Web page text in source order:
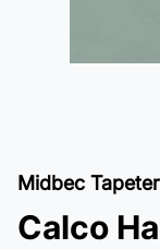
Midbec Tapeter
Calco